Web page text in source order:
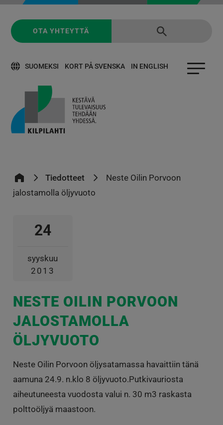
SUOMEKSI KORT PÅ SVENSKA IN ENGLISH
OTA YHTEYTTÄ
Tiedotteet
Neste Oilin Porvoon
jalostamolla öljyvuoto
24
syyskuu
2013
NESTE OILIN PORVOON
JALOSTAMOLLA
ÖLJYVUOTO
Neste Oilin Porvoon öljysatamassa havaittiin tänä
aamuna 24.9. n.klo 8 öljyvuoto.Putkivauriosta
aiheutuneesta vuodosta valui n. 30 m3 raskasta
polttoöljyä maastoon.